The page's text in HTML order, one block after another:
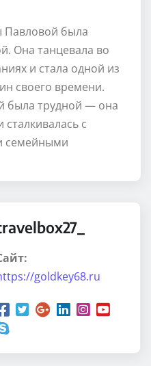
Павловой была
Она танцевала во
и стала одной из
своего времени.
была трудной — она
с
семейными
goldkey68.ru